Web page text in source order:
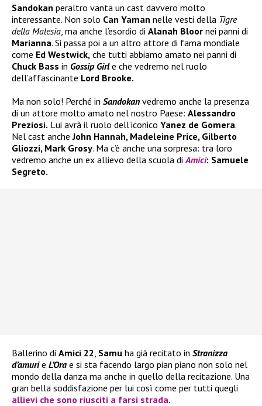
Sandokan peraltro vanta un cast davvero molto
interessante. Non solo Can Yaman nelle vesti della Tigre
della Malesia , ma anche l’esordio di Alanah Bloor nei panni di
Marianna. Si passa poi a un altro attore di fama mondiale
come Ed Westwick, che tutti abbiamo amato nei panni di
Chuck Bass in Gossip Girle che vedremo nel ruolo
dell’affascinante Lord Brooke.
Ma non solo! Perché in Sandokan vedremo anche la presenza
di un attore molto amato nel nostro Paese: Alessandro
Preziosi. Lui avrà il ruolo dell’iconico Yanez de Gomera.
Nel cast ancheJohn Hannah, Madeleine Price, Gilberto
Gliozzi, Mark Grosy. Ma c’è anche una sorpresa: tra loro
vedremo anche un ex allievo della scuola di Amici: Samuele
Segreto.
Ballerino di Amici 22 Samu ha già recitato in Stranizza
d’amurie L’Ora e si sta facendo largo pian piano non solo nel
mondo della danza ma anche in quello della recitazione. Una
gran bella soddisfazione per lui così come per tutti quegli
allievi che sono riusciti a farsi strada.